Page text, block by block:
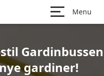
Menu
Gardinbussen
gardiner!